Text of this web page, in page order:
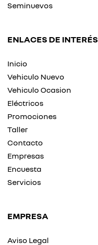
Seminuevos
ENLACES DE INTERÉS
Inicio
Vehiculo Nuevo
Vehiculo Ocasion
Eléctricos
Promociones
Taller
Contacto
Empresas
Encuesta
Servicios
EMPRESA
Aviso Legal